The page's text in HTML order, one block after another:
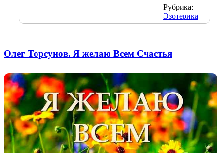
Рубрика:
Эзотерика
Олег Торсунов. Я желаю Всем Счастья